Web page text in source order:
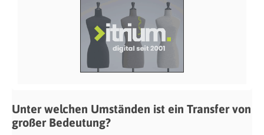
Unter welchen Umständen ist ein Transfer von
großer Bedeutung?